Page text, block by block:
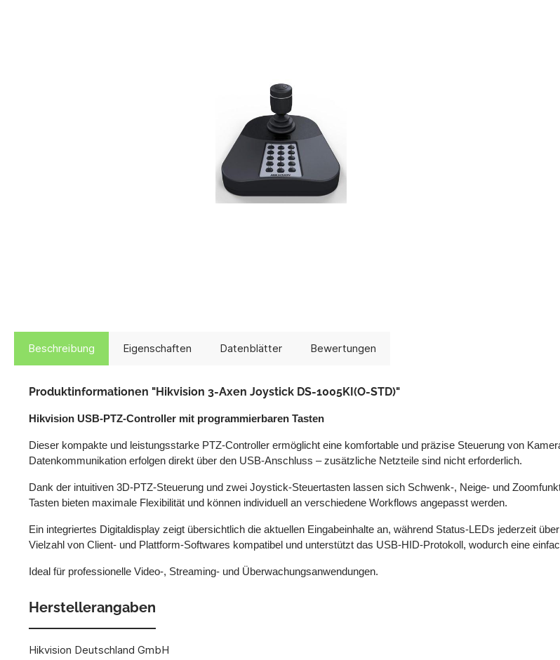
Beschreibung Eigenschaften Datenblätter Bewertungen
Produktinformationen "Hikvision 3-Axen Joystick DS-1005KI(O-STD)"
Hikvision USB-PTZ-Controller mit programmierbaren Tasten
Dieser kompakte und leistungsstarke PTZ-Controller ermöglicht eine komfortable und präzise Steuerung von
Datenkommunikation erfolgen direkt über den USB-Anschluss – zusätzliche Netzteile sind nicht erforderlich.
Dank der intuitiven 3D-PTZ-Steuerung und zwei Joystick-Steuertasten lassen sich Schwenk-, Neige- und
Tasten bieten maximale Flexibilität und können individuell an verschiedene Workflows angepasst werden.
Ein integriertes Digitaldisplay zeigt übersichtlich die aktuellen Eingabeinhalte an, während Status-LEDs jederzeit
Vielzahl von Client- und Plattform-Softwares kompatibel und unterstützt das USB-HID-Protokoll, wodurch eine
Ideal für professionelle Video-, Streaming- und Überwachungsanwendungen.
Herstellerangaben
Hikvision Deutschland GmbH